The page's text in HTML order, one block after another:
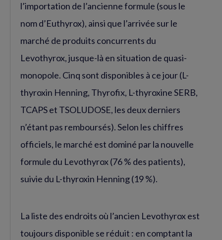
l’importation de l’ancienne formule (sous le
nom d’Euthyrox), ainsi que l’arrivée sur le
marché de produits concurrents du
Levothyrox, jusque-là en situation de quasi-
monopole. Cinq sont disponibles à ce jour (L-
thyroxin Henning, Thyrofix, L-thyroxine SERB,
TCAPS et TSOLUDOSE, les deux derniers
n’étant pas remboursés). Selon les chiffres
officiels, le marché est dominé par la nouvelle
formule du Levothyrox (76 % des patients),
suivie du L-thyroxin Henning (19 %).
La liste des endroits où l’ancien Levothyrox est
toujours disponible se réduit : en comptant la